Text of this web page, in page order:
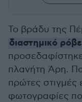
Το βράδυ της
διαστημικό
πλανήτη Άρη.
πρώτες στιγμές
φωτογραφίες